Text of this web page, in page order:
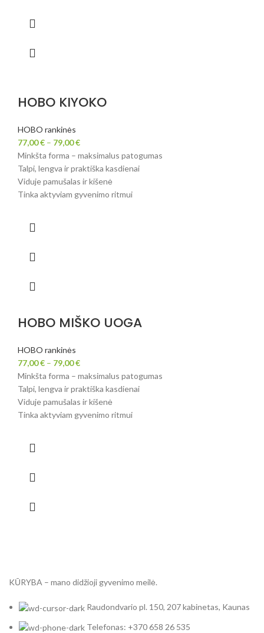
HOBO KIYOKO
HOBO rankinės
77,00€ – 79,00€
Minkšta forma – maksimalus patogumas
Talpi, lengva ir praktiška kasdienai
Viduje pamušalas ir kišenė
Tinka aktyviam gyvenimo ritmui
HOBO MIŠKO UOGA
HOBO rankinės
77,00€ – 79,00€
Minkšta forma – maksimalus patogumas
Talpi, lengva ir praktiška kasdienai
Viduje pamušalas ir kišenė
Tinka aktyviam gyvenimo ritmui
KŪRYBA – mano didžioji gyvenimo meilė.
Raudondvario pl. 150, 207 kabinetas, Kaunas
Telefonas: +370 658 26 535